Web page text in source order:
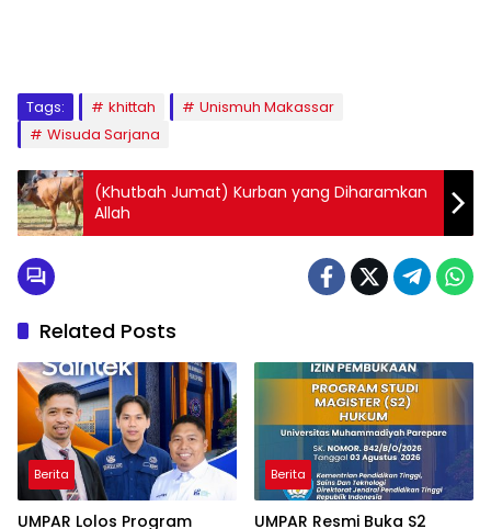
Tags: khittah
Unismuh Makassar
Wisuda Sarjana
(Khutbah Jumat) Kurban yang Diharamkan
Allah
Related Posts
Berita
UMPAR Lolos Program
Berita
UMPAR Resmi Buka S2